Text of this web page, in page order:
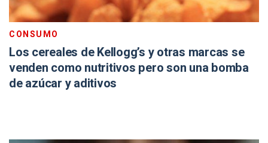
CONSUMO
Los cereales de Kellogg’s y otras marcas se
venden como nutritivos pero son una bomba
de azúcar y aditivos